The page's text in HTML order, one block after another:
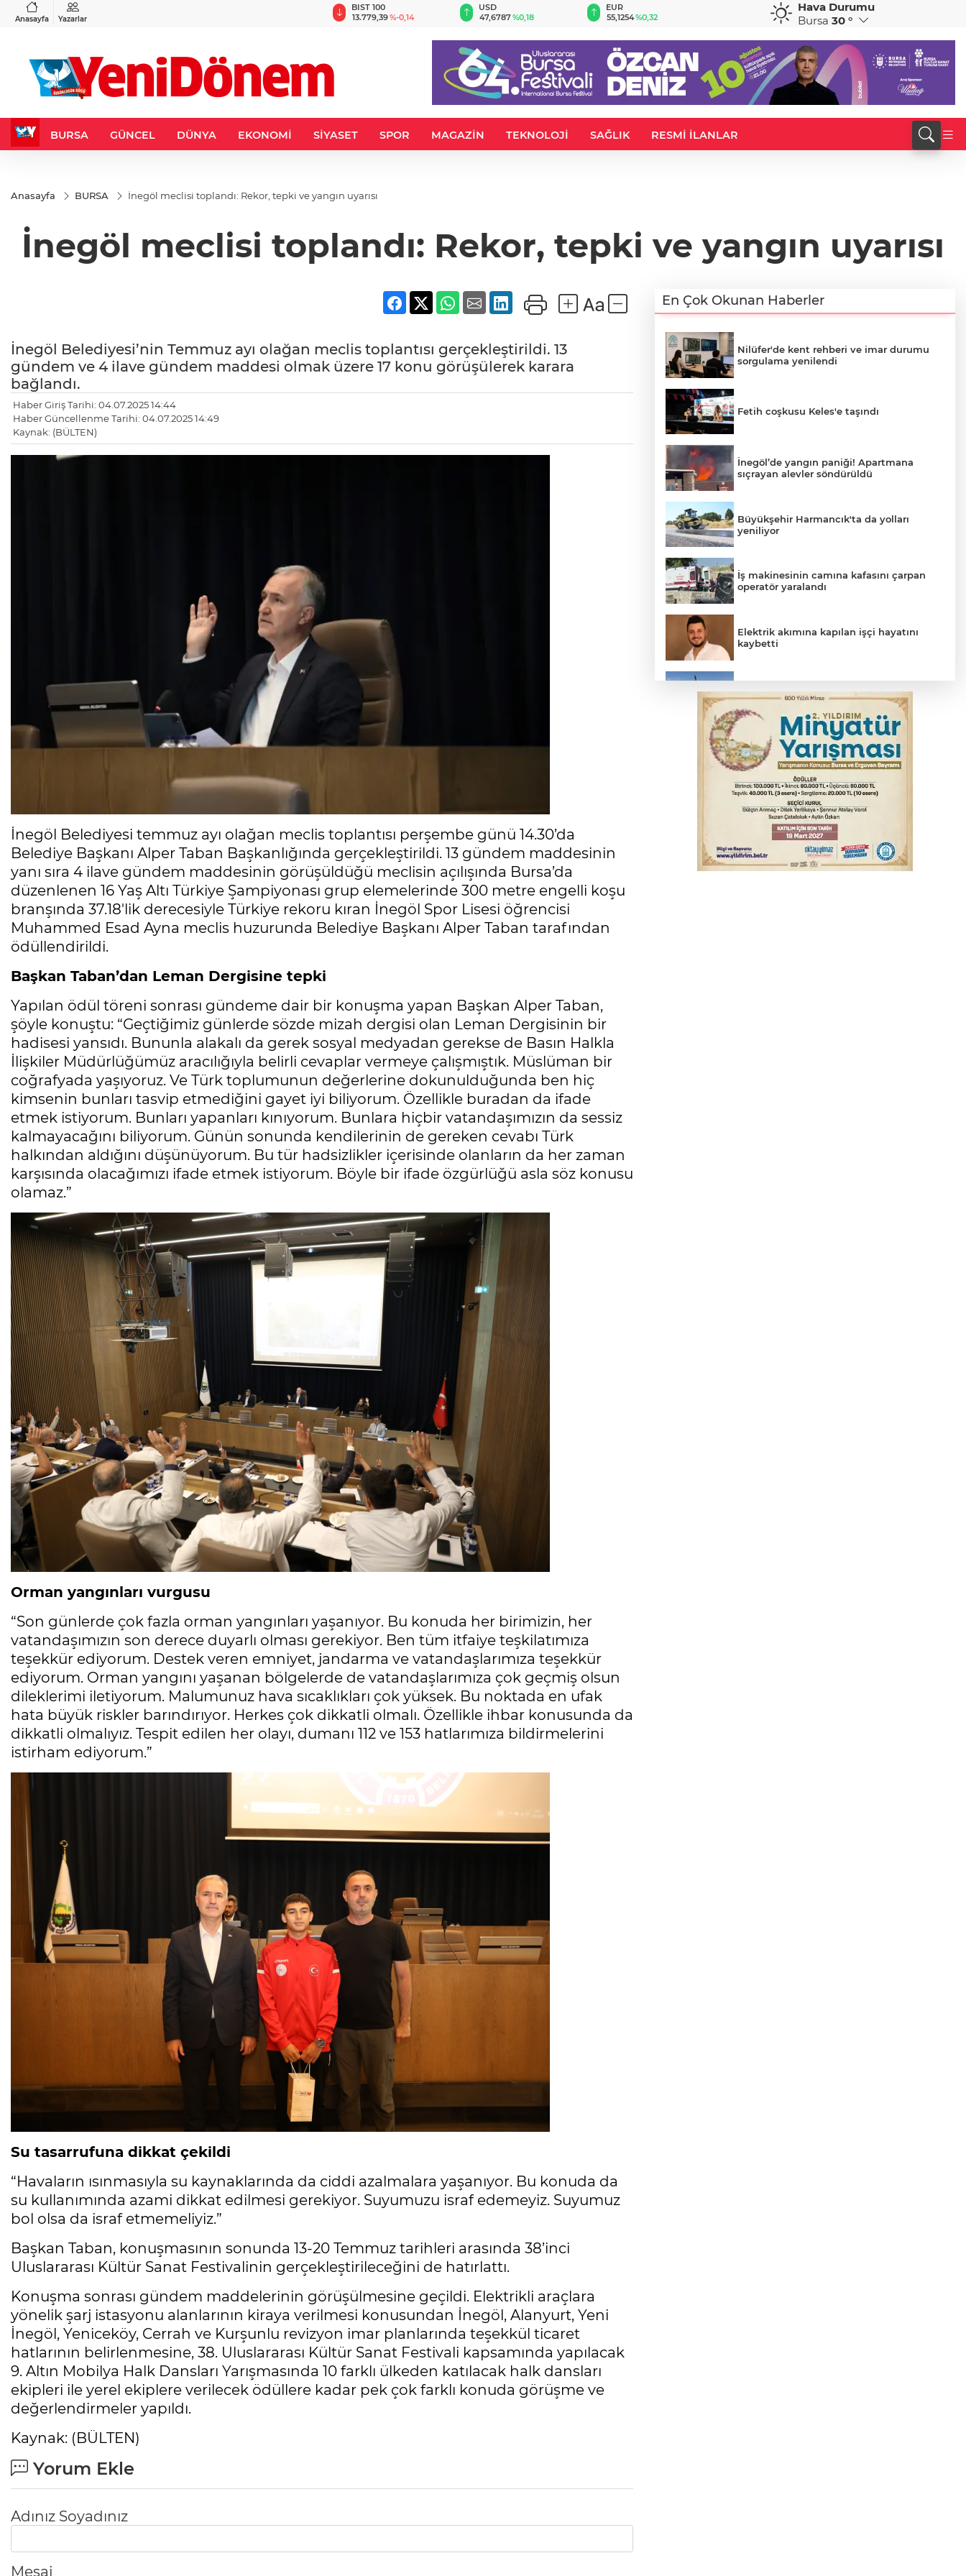
Anasayfa Yazarlar
%-0,22
BIST 100
13.779,39%-0,14
USD
47,6787%0,18
EUR
55,1254%0,32 %0,38
CHF
59,0083
Hava Durumu
Bursa 30 °
BURSA GÜNCEL DÜNYA EKONOMİ SİYASET SPOR MAGAZİN TEKNOLOJİ SAĞLIK RESMİ İLANLAR
Anasayfa BURSA İnegöl meclisi toplandı: Rekor, tepki ve yangın uyarısı
İnegöl meclisi toplandı: Rekor, tepki ve yangın uyarısı
İnegöl Belediyesi’nin Temmuz ayı olağan meclis toplantısı gerçekleştirildi. 13
gündem ve 4 ilave gündem maddesi olmak üzere 17 konu görüşülerek karara
bağlandı.
Haber Giriş Tarihi: 04.07.2025 14:44
Haber Güncellenme Tarihi: 04.07.2025 14:49
Kaynak: (BÜLTEN)
İnegöl Belediyesi temmuz ayı olağan meclis toplantısı perşembe günü 14.30’da
Belediye Başkanı Alper Taban Başkanlığında gerçekleştirildi. 13 gündem maddesinin
yanı sıra 4 ilave gündem maddesinin görüşüldüğü meclisin açılışında Bursa’da
düzenlenen 16 Yaş Altı Türkiye Şampiyonası grup elemelerinde 300 metre engelli koşu
branşında 37.18'lik derecesiyle Türkiye rekoru kıran İnegöl Spor Lisesi öğrencisi
Muhammed Esad Ayna meclis huzurunda Belediye Başkanı Alper Taban tarafından
ödüllendirildi.
Başkan Taban’dan Leman Dergisine tepki
Yapılan ödül töreni sonrası gündeme dair bir konuşma yapan Başkan Alper Taban,
şöyle konuştu: “Geçtiğimiz günlerde sözde mizah dergisi olan Leman Dergisinin bir
hadisesi yansıdı. Bununla alakalı da gerek sosyal medyadan gerekse de Basın Halkla
İlişkiler Müdürlüğümüz aracılığıyla belirli cevaplar vermeye çalışmıştık. Müslüman bir
coğrafyada yaşıyoruz. Ve Türk toplumunun değerlerine dokunulduğunda ben hiç
kimsenin bunları tasvip etmediğini gayet iyi biliyorum. Özellikle buradan da ifade
etmek istiyorum. Bunları yapanları kınıyorum. Bunlara hiçbir vatandaşımızın da sessiz
kalmayacağını biliyorum. Günün sonunda kendilerinin de gereken cevabı Türk
halkından aldığını düşünüyorum. Bu tür hadsizlikler içerisinde olanların da her zaman
karşısında olacağımızı ifade etmek istiyorum. Böyle bir ifade özgürlüğü asla söz konusu
olamaz.”
Orman yangınları vurgusu
“Son günlerde çok fazla orman yangınları yaşanıyor. Bu konuda her birimizin, her
vatandaşımızın son derece duyarlı olması gerekiyor. Ben tüm itfaiye teşkilatımıza
teşekkür ediyorum. Destek veren emniyet, jandarma ve vatandaşlarımıza teşekkür
ediyorum. Orman yangını yaşanan bölgelerde de vatandaşlarımıza çok geçmiş olsun
dileklerimi iletiyorum. Malumunuz hava sıcaklıkları çok yüksek. Bu noktada en ufak
hata büyük riskler barındırıyor. Herkes çok dikkatli olmalı. Özellikle ihbar konusunda da
dikkatli olmalıyız. Tespit edilen her olayı, dumanı 112 ve 153 hatlarımıza bildirmelerini
istirham ediyorum.”
Su tasarrufuna dikkat çekildi
“Havaların ısınmasıyla su kaynaklarında da ciddi azalmalara yaşanıyor. Bu konuda da
su kullanımında azami dikkat edilmesi gerekiyor. Suyumuzu israf edemeyiz. Suyumuz
bol olsa da israf etmemeliyiz.”
Başkan Taban, konuşmasının sonunda 13-20 Temmuz tarihleri arasında 38’inci
Uluslararası Kültür Sanat Festivalinin gerçekleştirileceğini de hatırlattı.
Konuşma sonrası gündem maddelerinin görüşülmesine geçildi. Elektrikli araçlara
yönelik şarj istasyonu alanlarının kiraya verilmesi konusundan İnegöl, Alanyurt, Yeni
İnegöl, Yeniceköy, Cerrah ve Kurşunlu revizyon imar planlarında teşekkül ticaret
hatlarının belirlenmesine, 38. Uluslararası Kültür Sanat Festivali kapsamında yapılacak
9. Altın Mobilya Halk Dansları Yarışmasında 10 farklı ülkeden katılacak halk dansları
ekipleri ile yerel ekiplere verilecek ödüllere kadar pek çok farklı konuda görüşme ve
değerlendirmeler yapıldı.
Kaynak: (BÜLTEN)
Yorum Ekle
Adınız Soyadınız
Mesaj
En Çok Okunan Haberler
Nilüfer'de kent rehberi ve imar durumu
sorgulama yenilendi
Fetih coşkusu Keles'e taşındı
İnegöl’de yangın paniği! Apartmana
sıçrayan alevler söndürüldü
Büyükşehir Harmancık'ta da yolları
yeniliyor
İş makinesinin camına kafasını çarpan
operatör yaralandı
Elektrik akımına kapılan işçi hayatını
kaybetti
hayatını kaybetti
Arabesk müziğin acı kaybı! Cansever
sevenlerini yasa boğdu
Bursa'da Mustafa Keser'den müzik ve
kahkaha dolu gece
Otomobil kanala uçtu: 2 yaralı